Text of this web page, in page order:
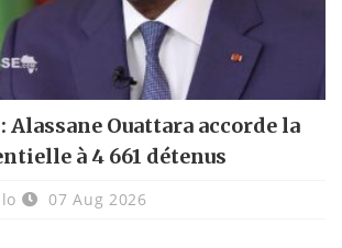
Alassane Ouattara accorde la
à 4 661 détenus
07 Aug 2026